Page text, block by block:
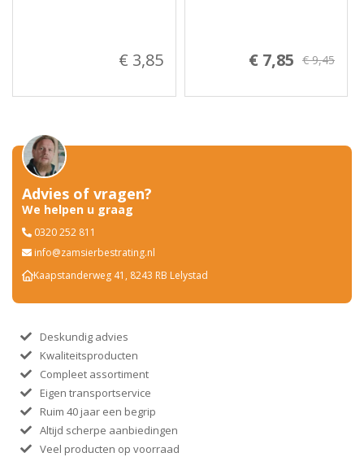
€ 3,85 € 7,85 € 9,45
Advies of vragen?
We helpen u graag
0320 252 811
info@zamsierbestrating.nl
Kaapstanderweg 41, 8243 RB Lelystad
Deskundig advies
Kwaliteitsproducten
Compleet assortiment
Eigen transportservice
Ruim 40 jaar een begrip
Altijd scherpe aanbiedingen
Veel producten op voorraad